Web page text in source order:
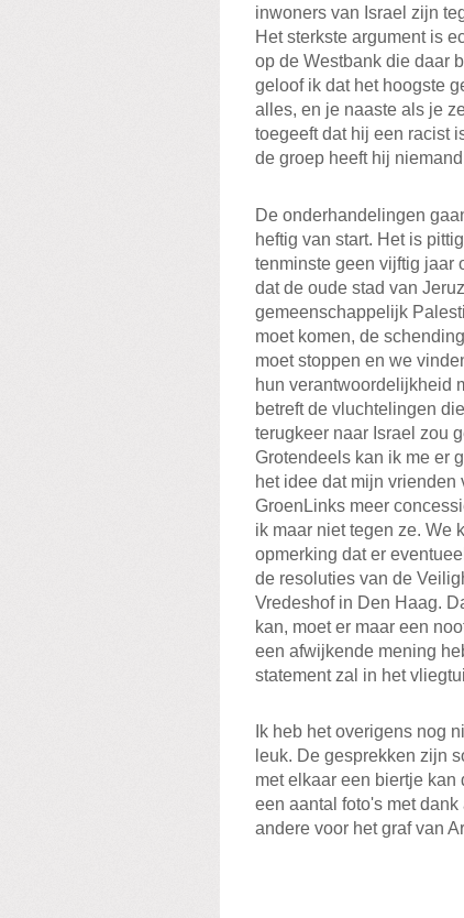
inwoners van Israel zijn
Het sterkste argument is
op de Westbank die daar
geloof ik dat het hoogste
alles, en je naaste als je
toegeeft dat hij een racist
de groep heeft hij
De onderhandelingen
heftig van start. Het is
tenminste geen vijftig jaar
dat de oude stad van
gemeenschappelijk
moet komen, de
moet stoppen en we
hun verantwoordelijkheid
betreft de vluchtelingen
terugkeer naar Israel zou
Grotendeels kan ik me er
het idee dat mijn vrienden
GroenLinks meer
ik maar niet tegen ze. We
opmerking dat er
de resoluties van de
Vredeshof in Den Haag.
kan, moet er maar een
een afwijkende mening
statement zal in het
Ik heb het overigens nog
leuk. De gesprekken zijn
met elkaar een biertje kan
een aantal foto's met
andere voor het graf van